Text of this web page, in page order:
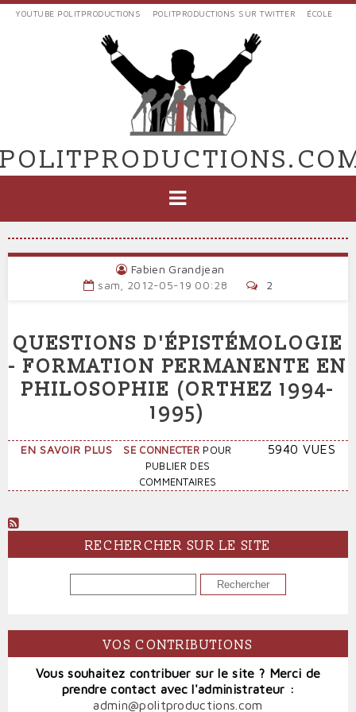
Aller
EXTERNES
POLIT'PRODUCTIONS
YOUTUBE POLITPRODUCTIONS POLITPRODUCTIONS SUR TWITTER ÉCOLE
PRINCIPALE
Fabien Grandjean
sam, 2012-05-19 00:28
2
QUESTIONS D'ÉPISTÉMOLOGIE
- FORMATION PERMANENTE EN
PHILOSOPHIE (ORTHEZ 1994-
1995)
EN SAVOIR PLUS SUR
QUESTIONS
D'ÉPISTÉMOLOGIE
PERMANENTE
EN
PHILOSOPHIE
(ORTHEZ
1994-
SE CONNECTER POUR
PUBLIER DES
COMMENTAIRES
5940 VUES
RECHERCHER SUR LE SITE
RECHERCHER
VOS CONTRIBUTIONS
Vous souhaitez contribuer sur le site ? Merci de
prendre contact avec l'administrateur :
admin@politproductions.com